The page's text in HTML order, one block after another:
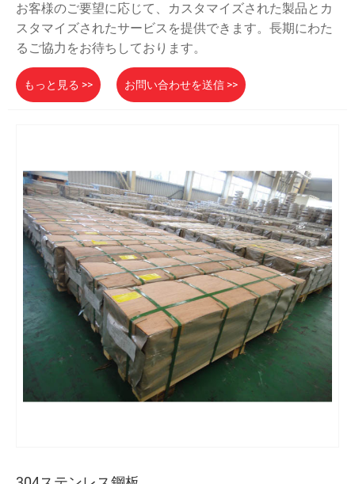
お客様のご要望に応じて、カスタマイズされた製品とカ
スタマイズされたサービスを提供できます。長期にわた
るご協力をお待ちしております。
もっと見る >> お問い合わせを送信 >>